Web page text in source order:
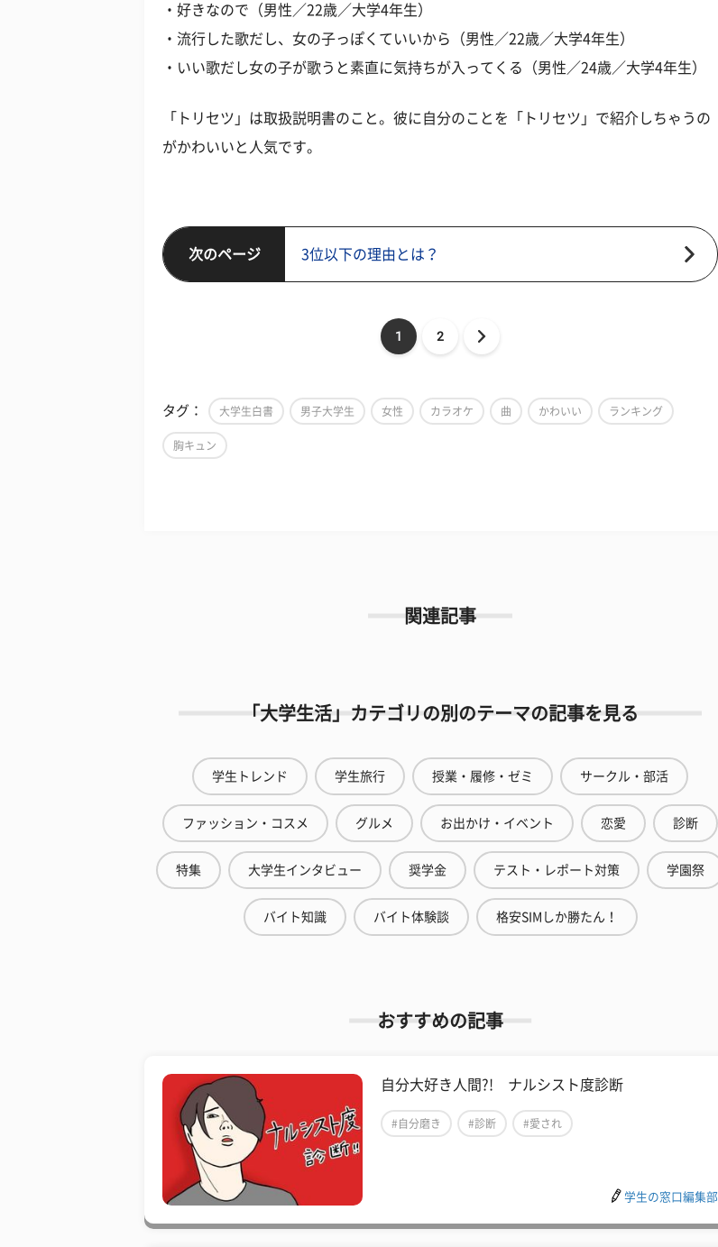
・好きなので（男性／22歳／大学4年生）
・流行した歌だし、女の子っぽくていいから（男性／22歳／大学4年生）
・いい歌だし女の子が歌うと素直に気持ちが入ってくる（男性／24歳／大学4年生）
「トリセツ」は取扱説明書のこと。彼に自分のことを「トリセツ」で紹介しちゃうの
がかわいいと人気です。
次のページ 3位以下の理由とは？
1 2
タグ： 大学生白書 男子大学生 女性 カラオケ 曲 かわいい ランキング
胸キュン
関連記事
「大学生活」カテゴリの別のテーマの記事を見る
学生トレンド 学生旅行 授業・履修・ゼミ サークル・部活
ファッション・コスメ グルメ お出かけ・イベント 恋愛 診断
特集 大学生インタビュー 奨学金 テスト・レポート対策 学園祭
バイト知識 バイト体験談 格安SIMしか勝たん！
おすすめの記事
自分大好き人間?! ナルシスト度診断
#自分磨き #診断 #愛され
学生の窓口編集部